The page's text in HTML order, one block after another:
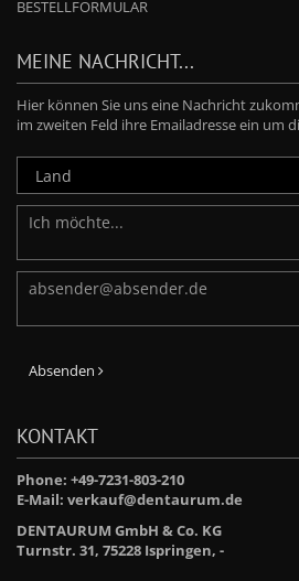
BESTELLFORMULAR
MEINE NACHRICHT...
Hier können Sie uns eine Nachricht
im zweiten Feld ihre Emailadresse ein um
Absenden
KONTAKT
Phone: +49-7231-803-210
E-Mail: verkauf@dentaurum.de
DENTAURUM GmbH & Co. KG
Turnstr. 31, 75228 Ispringen, -